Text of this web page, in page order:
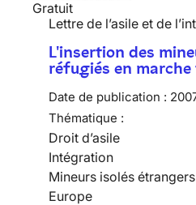
Gratuit
Lettre de l’asile et de
L'insertion des
réfugiés en marche
Date de publication :
Thématique :
Droit d’asile
Intégration
Mineurs isolés étrangers
Europe